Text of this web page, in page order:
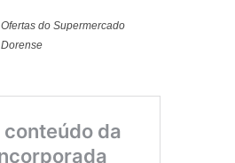
Ofertas do Supermercado
Dorense